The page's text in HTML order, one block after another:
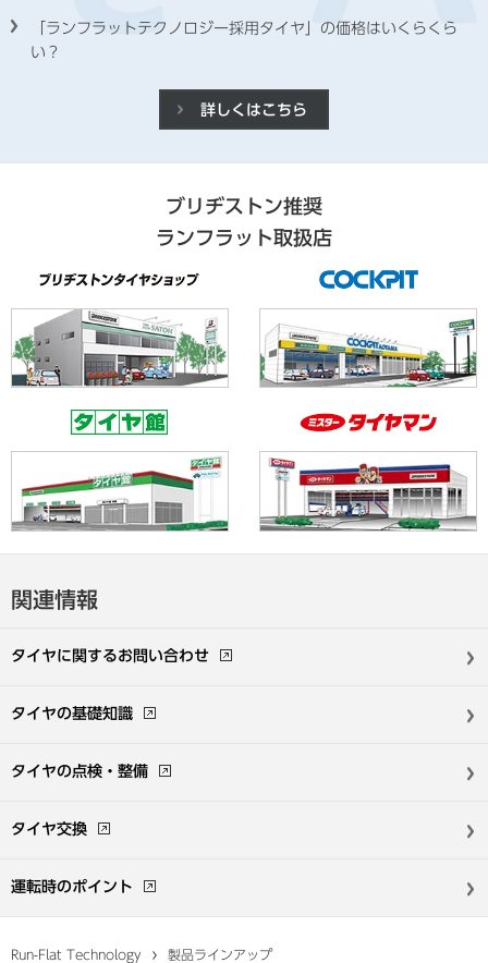
「ランフラットテクノロジー採用タイヤ」の価格はいくらくら
い？
詳しくはこちら
ブリヂストン推奨
ランフラット取扱店
関連情報
タイヤに関するお問い合わせ
タイヤの基礎知識
タイヤの点検・整備
タイヤ交換
運転時のポイント
Run-Flat Technology 製品ラインアップ